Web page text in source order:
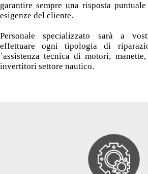
garantire sempre una risposta
esigenze del cliente.
Personale specializzato sarà a
effettuare ogni tipologia di
´assistenza tecnica di motori,
invertitori settore nautico.